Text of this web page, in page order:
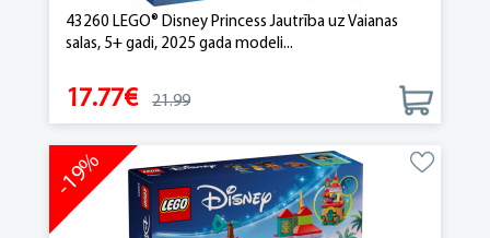
43260 LEGO® Disney Princess Jautrība uz Vaianas
salas, 5+ gadi, 2025 gada modeli...
17.77€ 21.99
-19%